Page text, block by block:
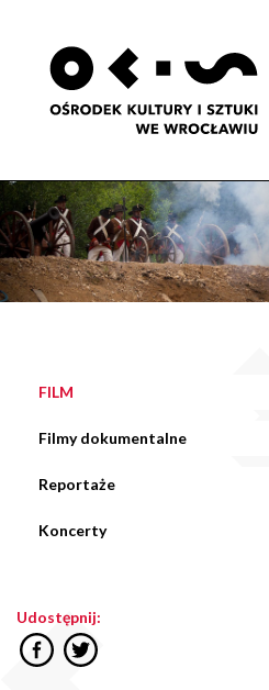
FILM
Filmy dokumentalne
Reportaże
Koncerty
Udostępnij: